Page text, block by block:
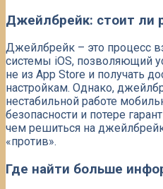
Джейлбрейк: стоит ли
Джейлбрейк – это процесс
системы iOS, позволяющий
не из App Store и получать
настройкам. Однако,
нестабильной работе
безопасности и потере
чем решиться на
«против».
Где найти больше